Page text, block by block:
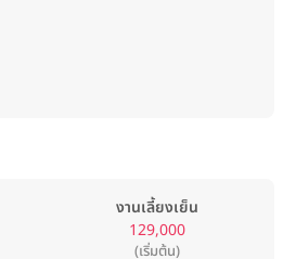
งานเลี้ยงเย็น
129,000
(เริ่มต้น)